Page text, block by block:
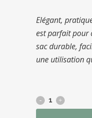
Elégant,
est parfait pour
sac durable,
une utilisation